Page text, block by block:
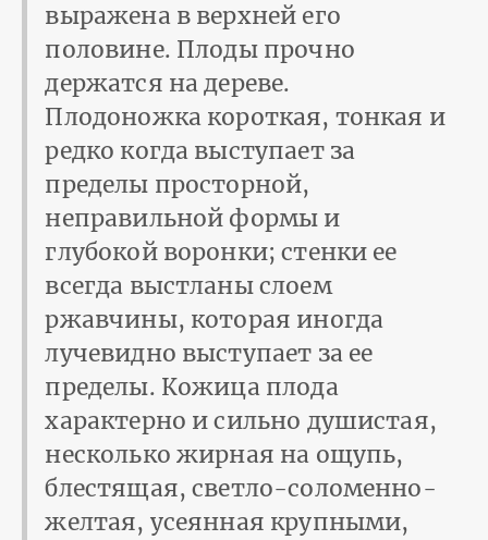
выражена в верхней его
половине. Плоды прочно
держатся на дереве.
Плодоножка короткая, тонкая и
редко когда выступает за
пределы просторной,
неправильной формы и
глубокой воронки; стенки ее
всегда выстланы слоем
ржавчины, которая иногда
лучевидно выступает за ее
пределы. Кожица плода
характерно и сильно душистая,
несколько жирная на ощупь,
блестящая, светло-соломенно-
желтая, усеянная крупными,